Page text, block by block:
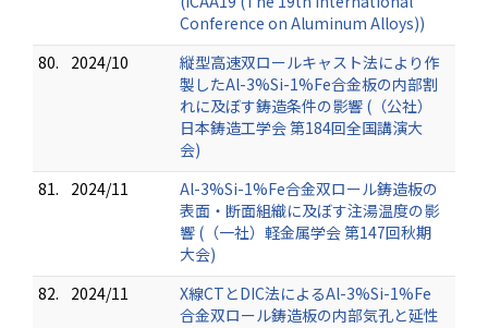
Conference on Aluminum Alloys))
80.
2024/10
縦型高速双ロールキャスト法により作
製したAl-3%Si-1%Fe合金板の内部割
れに及ぼす鋳造条件の影響 (（公社）
日本鋳造工学会 第184回全国講演大
会)
81.
2024/11
Al-3%Si-1%Fe合金双ロール鋳造板の
表面・断面組織に及ぼす注湯温度の影
響 (（一社）軽金属学会 第147回秋期
大会)
82.
2024/11
X線CTとDIC法によるAl-3%Si-1%Fe
合金双ロール鋳造板の内部気孔と延性